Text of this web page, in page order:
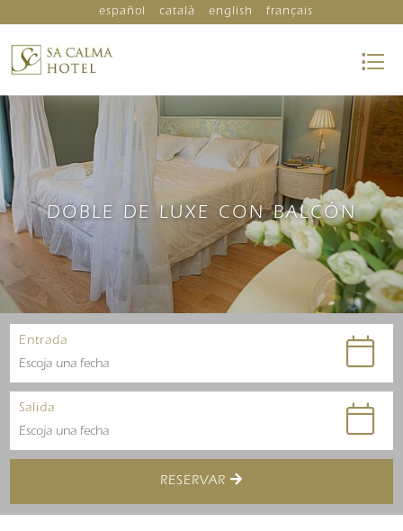
español català english français
Entrada
Salida
RESERVAR
DOBLE DE LUXE CON BALCÓN